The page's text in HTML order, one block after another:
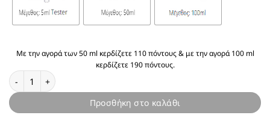
Με την αγορά των 50 ml κερδίζετε 110 πόντους & με την αγορά 100 ml
κερδίζετε 190 πόντους.
Θυμίζει Good Girl ποσότητα
Προσθήκη στο καλάθι